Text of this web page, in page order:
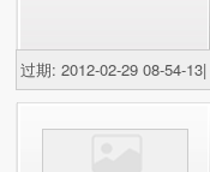
过期: 2012-02-29 08-54-